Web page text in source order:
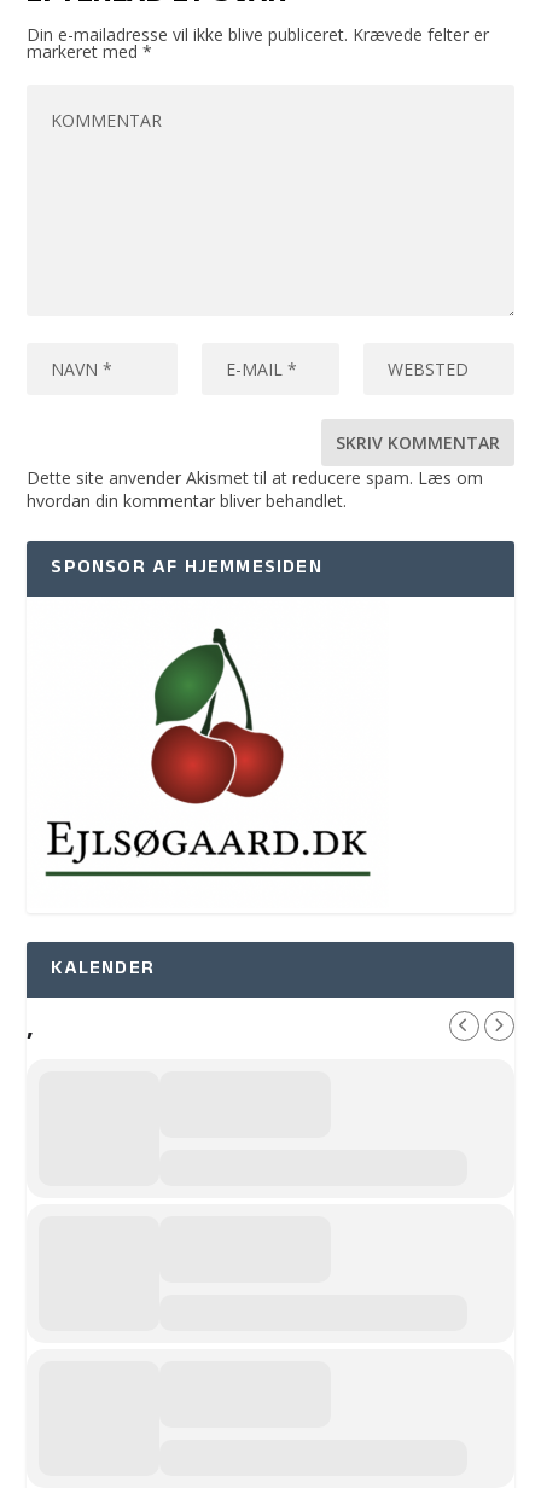
Din e-mailadresse vil ikke blive publiceret. Krævede felter er
markeret med*
Dette site anvender Akismet til at reducere spam. Læs om
hvordan din kommentar bliver behandlet.
SPONSOR AF HJEMMESIDEN
KALENDER
,